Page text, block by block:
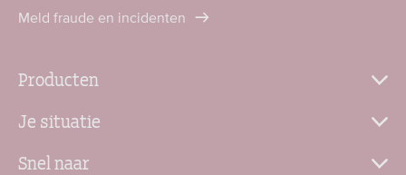
Meld fraude en incidenten
Producten
Je situatie
Snel naar